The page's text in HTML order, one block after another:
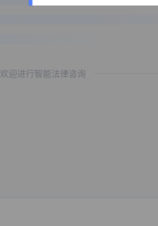
欢迎进行智能法律咨询